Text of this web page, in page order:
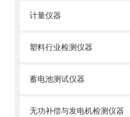
计量仪器
塑料行业检测仪器
蓄电池测试仪器
无功补偿与发电机检测仪器